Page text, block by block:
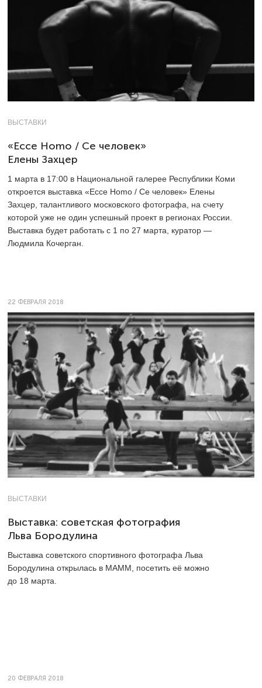
ВЫСТАВКИ
«Ecce Homo / Се человек»
Елены Захцер
1 марта в 17:00 в Национальной галерее Республики Коми
откроется выставка «Ecce Homo / Се человек» Елены
Захцер, талантливого московского фотографа, на счету
которой уже не один успешный проект в регионах России.
Выставка будет работать с 1 по 27 марта, куратор —
Людмила Кочерган.
22 ФЕВРАЛЯ 2018
ВЫСТАВКИ
Выставка: советская фотография
Льва Бородулина
Выставка советского спортивного фотографа Льва
Бородулина открылась в MAMM, посетить её можно
до 18 марта.
20 ФЕВРАЛЯ 2018